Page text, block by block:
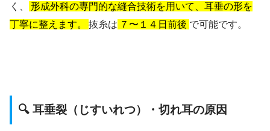
く、
形成外科の専門的な縫合技術を用いて、耳垂の形を
丁寧に整えます。
抜糸は ７〜１４日前後 で可能です。
🔍 耳垂裂（じすいれつ）・切れ耳の原因